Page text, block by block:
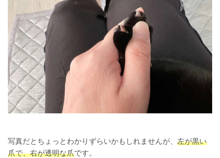
写真だとちょっとわかりずらいかもしれませんが、 左が黒い
爪で、右が透明な爪です。